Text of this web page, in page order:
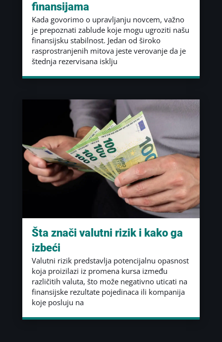
finansijama
Kada govorimo o upravljanju novcem, važno
je prepoznati zablude koje mogu ugroziti našu
finansijsku stabilnost. Jedan od široko
rasprostranjenih mitova jeste verovanje da je
štednja rezervisana isklju
Šta znači valutni rizik i kako ga
izbeći
Valutni rizik predstavlja potencijalnu opasnost
koja proizilazi iz promena kursa između
različitih valuta, što može negativno uticati na
finansijske rezultate pojedinaca ili kompanija
koje posluju na